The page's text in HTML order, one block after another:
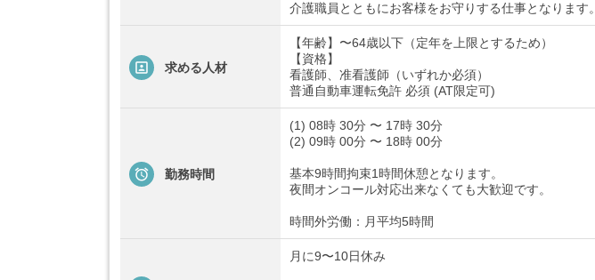
介護職員とともにお客様をお守りする仕事となります。
求める人材
【年齢】〜64歳以下（定年を上限とするため）
【資格】
看護師、准看護師（いずれか必須）
普通自動車運転免許 必須 (AT限定可)
勤務時間
(1) 08時 30分 〜 17時 30分
(2) 09時 00分 〜 18時 00分
基本9時間拘束1時間休憩となります。
夜間オンコール対応出来なくても大歓迎です。
時間外労働：月平均5時間
月に9〜10日休み